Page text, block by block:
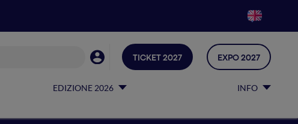
EDIZIONE 2026 INFO
TICKET 2027 EXPO 2027